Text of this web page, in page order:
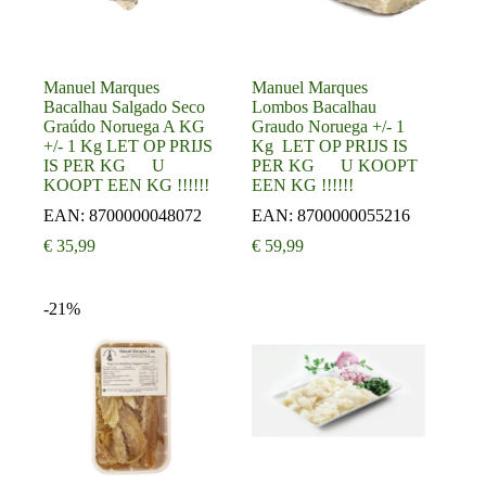
Manuel Marques
Bacalhau Salgado Seco
Graúdo Noruega A KG
+/- 1 Kg LET OP PRIJS
IS PER KG U
KOOPT EEN KG !!!!!!
EAN: 8700000048072
€ 35,99
Manuel Marques
Lombos Bacalhau
Graudo Noruega +/- 1
Kg LET OP PRIJS IS
PER KG U KOOPT
EEN KG !!!!!!
EAN:8700000055216
€ 59,99
-21%